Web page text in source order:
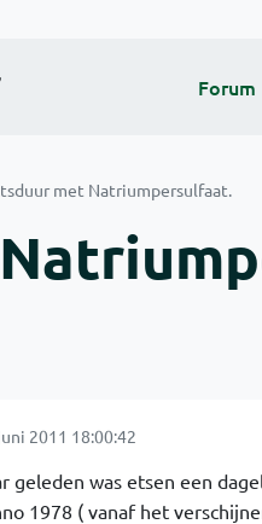
Forum
met Natriumpersulfaat.
2011 18:00:42
geleden was etsen een
1978 ( vanaf het